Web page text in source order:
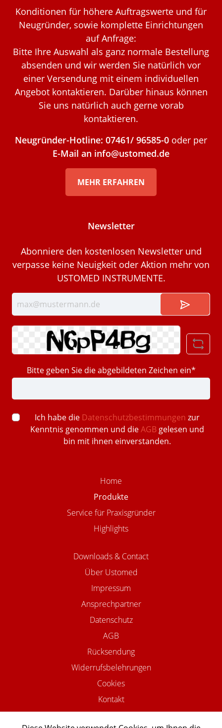
Konditionen für höhere Auftragswerte und für
Neugründer, sowie komplette Einrichtungen
auf Anfrage:
Bitte Ihre Auswahl als ganz normale Bestellung
absenden und wir werden Sie natürlich vor
einer Versendung mit einem individuellen
Angebot kontaktieren. Darüber hinaus können
Sie uns natürlich auch gerne vorab
kontaktieren.
Neugründer-Hotline: 07461/ 96585-0 oder per
E-Mail an info@ustomed.de
MEHR ERFAHREN
Newsletter
Abonniere den kostenlosen Newsletter und
verpasse keine Neuigkeit oder Aktion mehr von
USTOMED INSTRUMENTE.
Bitte geben Sie die abgebildeten Zeichen ein*
Ich habe die Datenschutzbestimmungen zur
Kenntnis genommen und dieAGBgelesen und
bin mit ihnen einverstanden.
Home
Produkte
Service für Praxisgründer
Highlights
Downloads & Contact
Über Ustomed
Impressum
Ansprechpartner
Datenschutz
AGB
Rücksendung
Widerrufsbelehrungen
Cookies
Kontakt